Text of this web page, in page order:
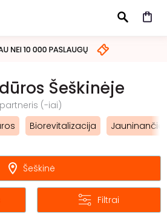
IEŠKOTI
Šeškinėje
(-iai)
Biorevitalizacija
Šeškinė
Filtrai